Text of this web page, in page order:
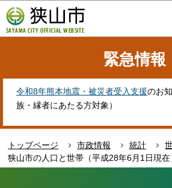
の
ペ
す
緊急情報
令和8年熊本地震・被災者受入支援のお
族・縁者にあたる方対象）
トップページ 市政情報 統計
狭山市の人口と世帯（平成28年6月1日現在